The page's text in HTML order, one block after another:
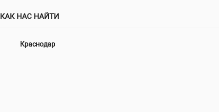
КАК НАС НАЙТИ
Краснодар